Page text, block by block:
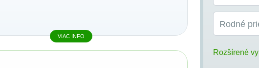
Rodné
Rozšírené
VIAC INFO